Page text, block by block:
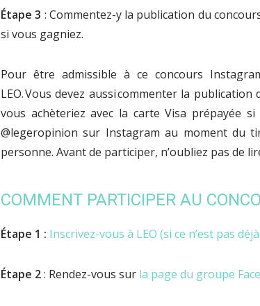
Étape 3 : Commentez-y la publication du
si vous gagniez.
Pour être admissible à ce concours
LEO. Vous devez aussi commenter la
vous achèteriez avec la carte Visa prépayée
@legeropinion sur Instagram au moment du
personne. Avant de participer, n’oubliez pas de
COMMENT PARTICIPER AU
Étape 1 : Inscrivez-vous à LEO (si ce n’est pas
Étape 2: Rendez-vous sur la page du groupe